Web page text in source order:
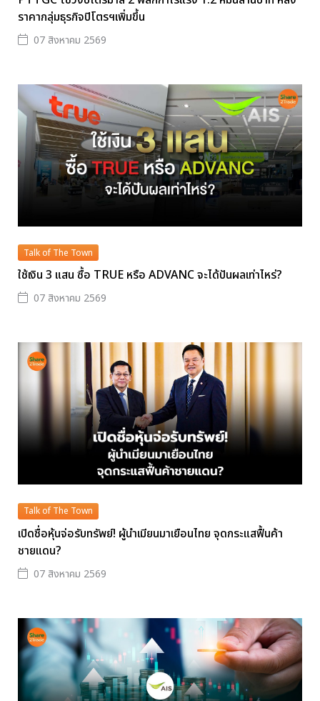
ราคากลุ่มธุรกิจปิโตรฯเพิ่มขึ้น
07 สิงหาคม 2569
Talk of The Town
ใช้เงิน 3 แสน ซื้อ TRUE หรือ ADVANC จะได้ปันผลเท่าไหร่?
07 สิงหาคม 2569
Talk of The Town
เปิดชื่อหุ้นจ่อรับทรัพย์! ผู้นำเมียนมาเยือนไทย จุดกระแสฟื้นค้า
ชายแดน?
07 สิงหาคม 2569